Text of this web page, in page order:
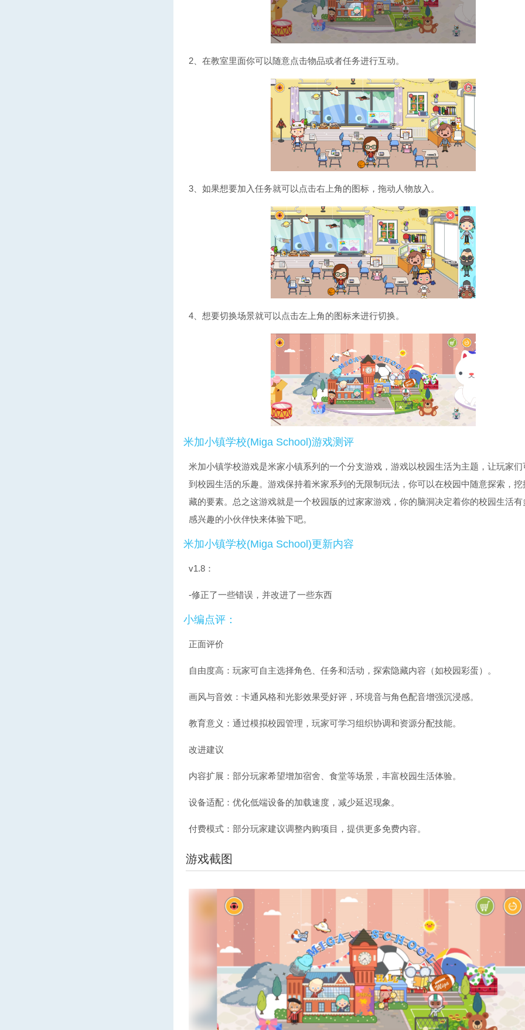
2、在教室里面你可以随意点击物品或者任务进行互动。
3、如果想要加入任务就可以点击右上角的图标，拖动人物放入。
4、想要切换场景就可以点击左上角的图标来进行切换。
米加小镇学校(Miga School)游戏测评
米加小镇学校游戏是米家小镇系列的一个分支游戏，游戏以校园生活为主题，让玩家们
到校园生活的乐趣。游戏保持着米家系列的无限制玩法，你可以在校园中随意探索，挖
藏的要素。总之这游戏就是一个校园版的过家家游戏，你的脑洞决定着你的校园生活有
感兴趣的小伙伴快来体验下吧。
米加小镇学校(Miga School)更新内容
v1.8：
-修正了一些错误，并改进了一些东西
小编点评：
正面评价
自由度高：玩家可自主选择角色、任务和活动，探索隐藏内容（如校园彩蛋）。
画风与音效：卡通风格和光影效果受好评，环境音与角色配音增强沉浸感。
教育意义：通过模拟校园管理，玩家可学习组织协调和资源分配技能。
改进建议
内容扩展：部分玩家希望增加宿舍、食堂等场景，丰富校园生活体验。
设备适配：优化低端设备的加载速度，减少延迟现象。
付费模式：部分玩家建议调整内购项目，提供更多免费内容。
游戏截图